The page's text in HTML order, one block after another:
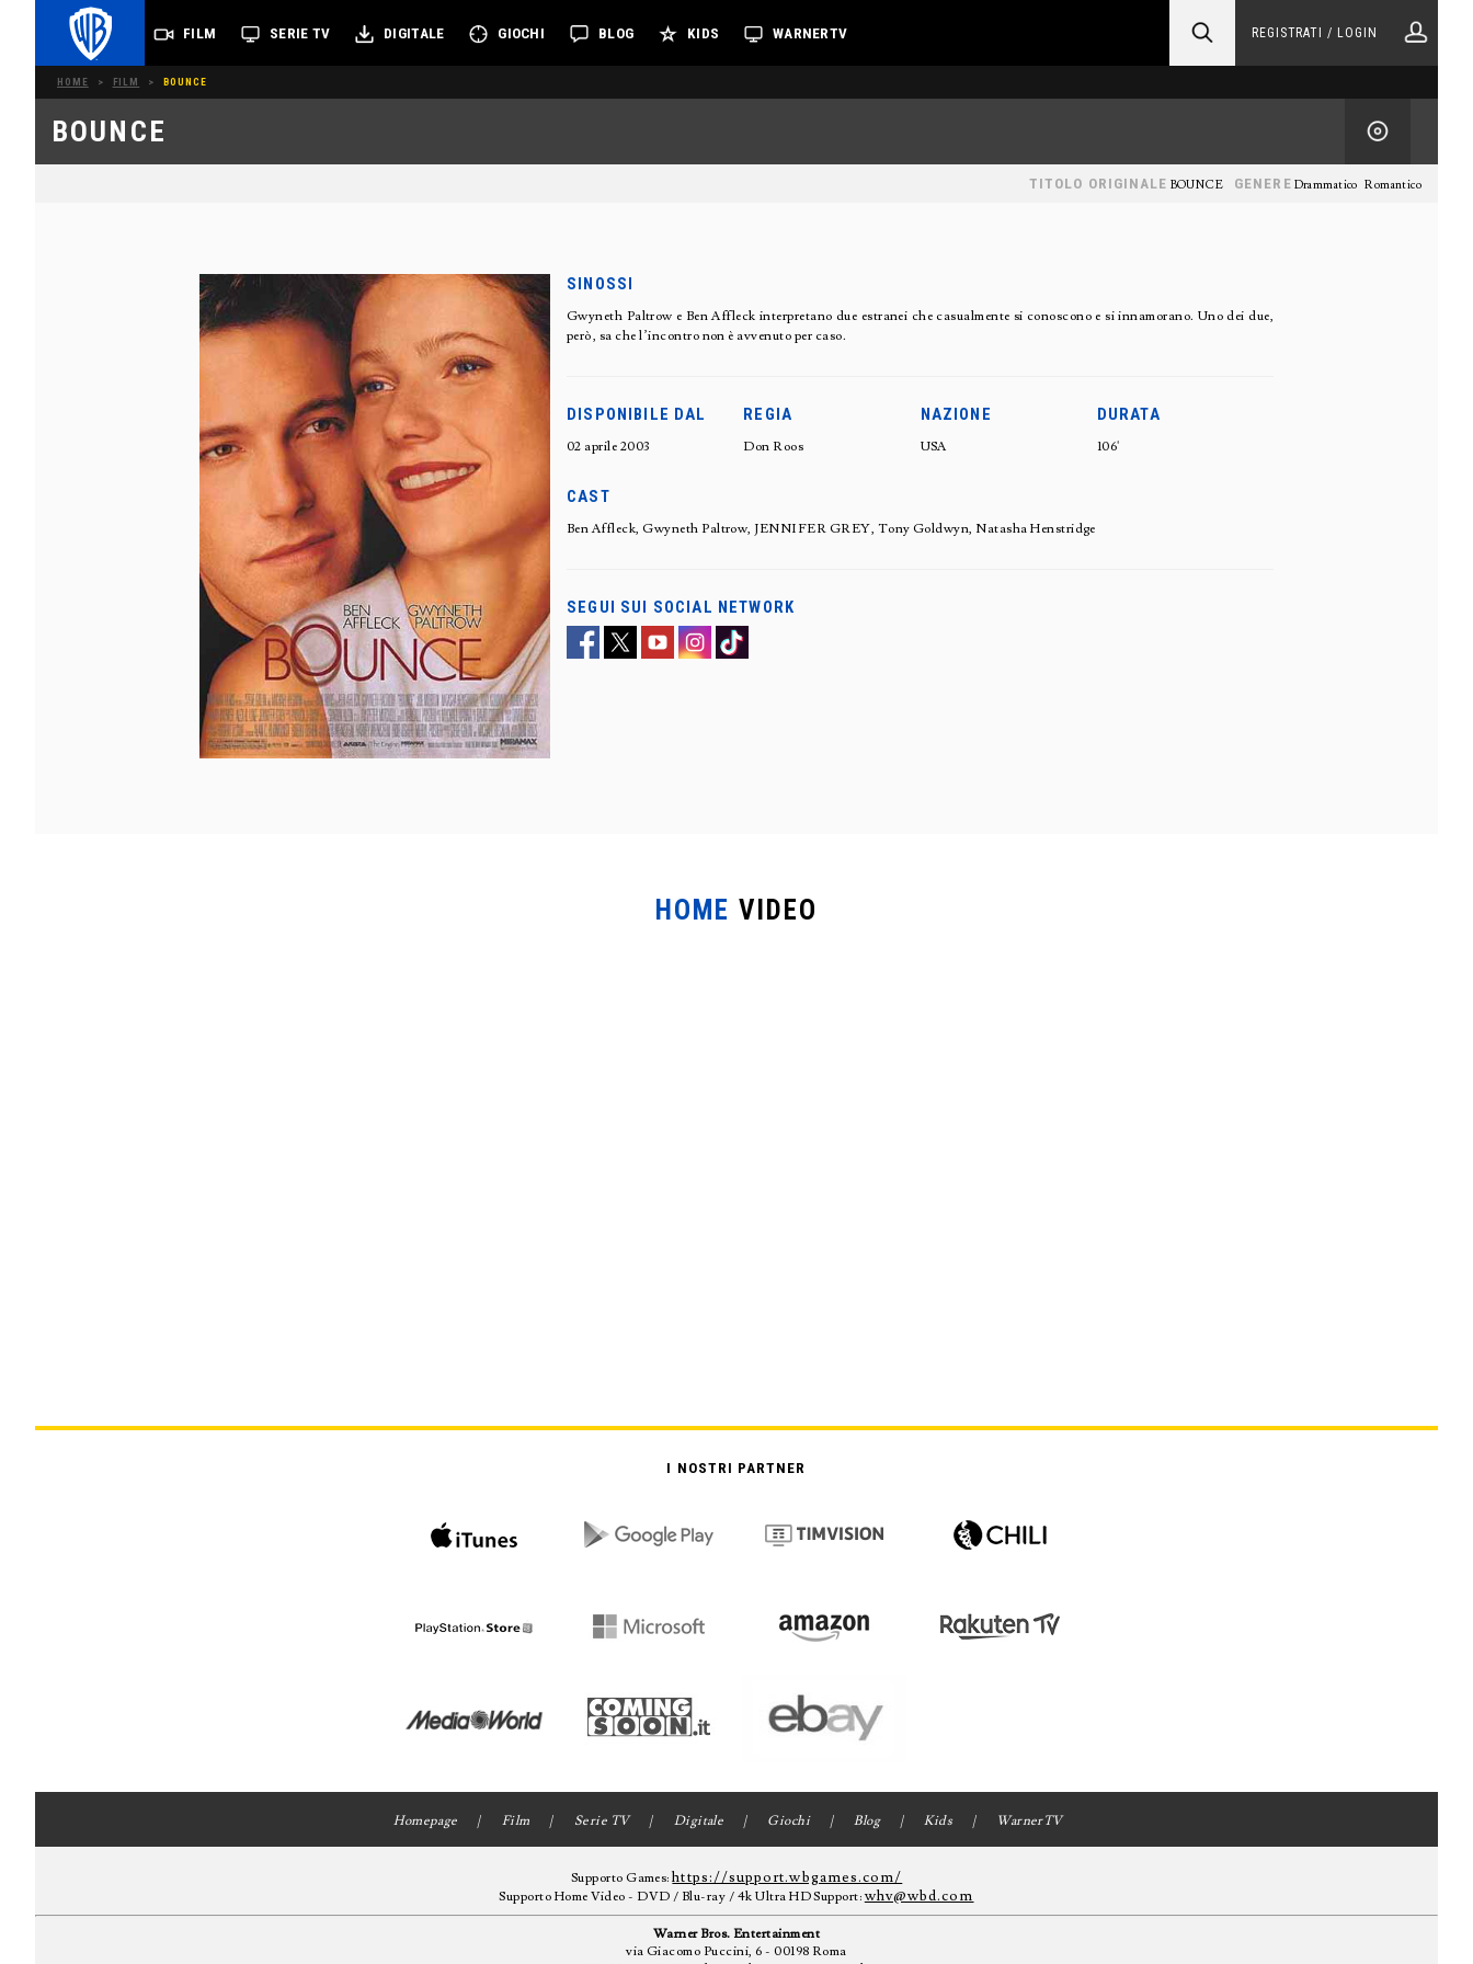
FILM SERIE TV DIGITALE GIOCHI BLOG KIDS WARNERTV REGISTRATI / LOGIN
HOME > FILM > BOUNCE
BOUNCE
GENERE Drammatico Romantico
TITOLO ORIGINALE BOUNCE
SINOSSI
Gwyneth Paltrow e Ben Affleck interpretano due estranei che casualmente si conoscono e si innamorano. Uno dei due,
però, sa che l’incontro non è avvenuto per caso.
DISPONIBILE DAL
02 aprile 2003
REGIA
Don Roos
NAZIONE
USA
DURATA
106'
CAST
Ben Affleck, Gwyneth Paltrow, JENNIFER GREY, Tony Goldwyn, Natasha Henstridge
SEGUI SUI SOCIAL NETWORK
HOME VIDEO
I NOSTRI PARTNER
Homepage Film Serie TV Digitale Giochi Blog Kids WarnerTV
Supporto Games:https://support.wbgames.com/
Supporto Home Video - DVD / Blu-ray / 4k Ultra HD Support:whv@wbd.com
Warner Bros. Entertainment
via Giacomo Puccini, 6 - 00198 Roma